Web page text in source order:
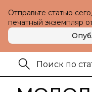
Отправьте статью
печатный экземпляр